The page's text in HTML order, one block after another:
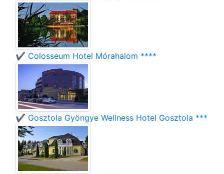
✔️ Colosseum Hotel Mórahalom ****
✔️ Gosztola Gyöngye Wellness Hotel Gosztola ***